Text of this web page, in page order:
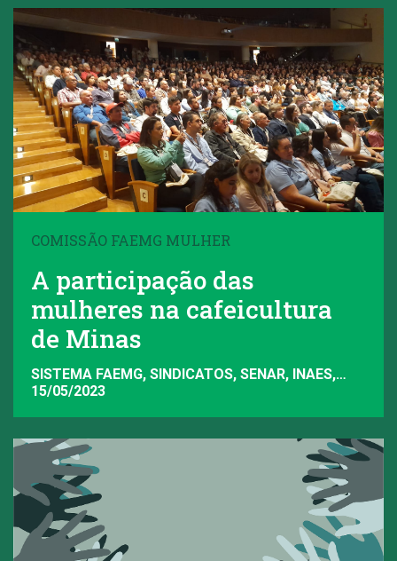
COMISSÃO FAEMG MULHER
A participação das
mulheres na cafeicultura
de Minas
SISTEMA FAEMG, SINDICATOS, SENAR, INAES,
FAEMG
15/05/2023